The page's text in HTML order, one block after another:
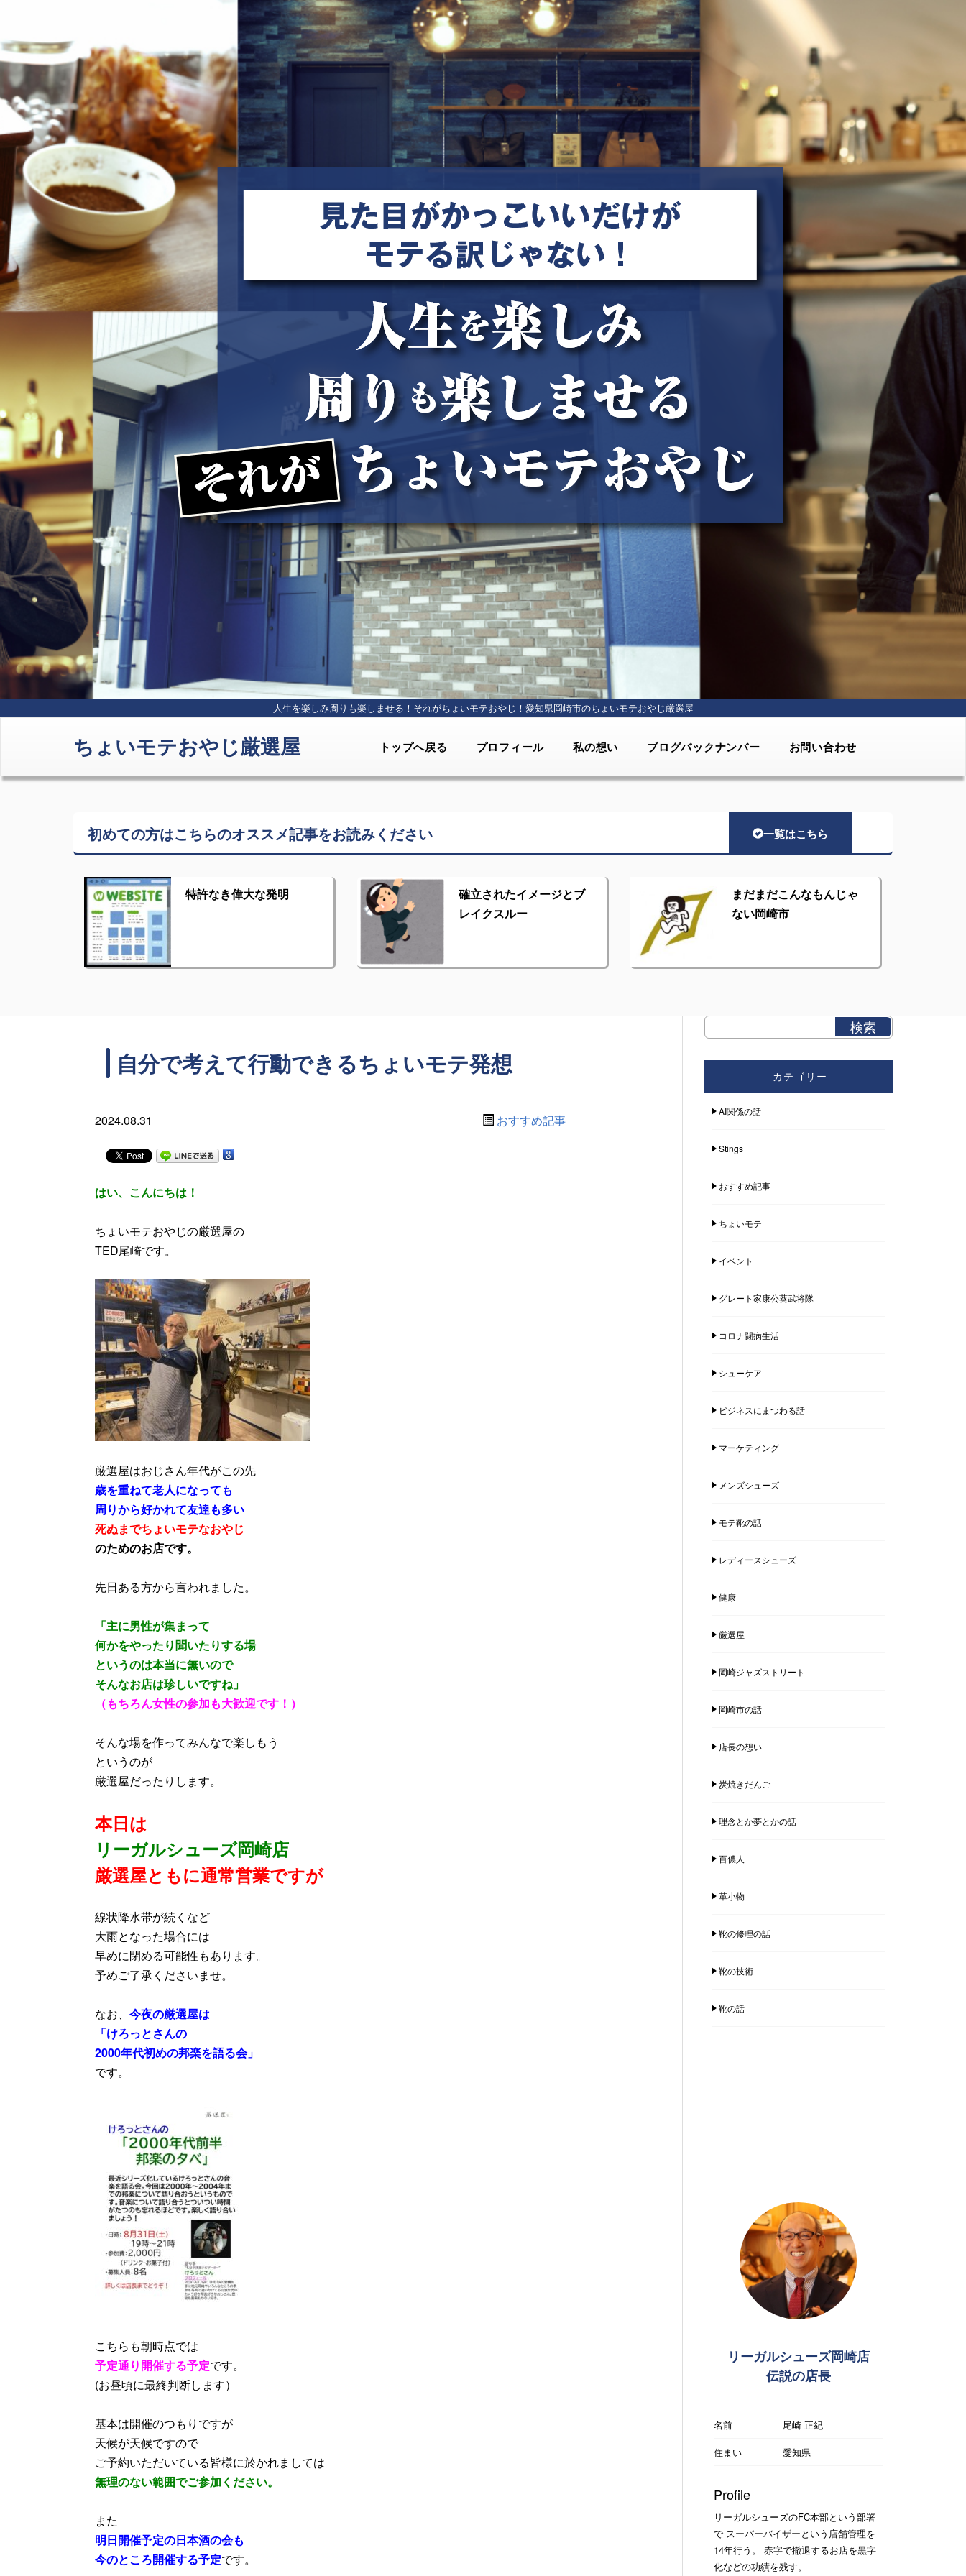
人生を楽しみ周りも楽しませる！それがちょいモテおやじ！ 愛知県岡崎市のちょいモテおやじ厳選屋
ちょいモテおやじ厳選屋 トップへ戻る プロフィール 私の想い ブログバックナンバー お問い合わせ
初めての方はこちらのオススメ記事をお読みください 一覧はこちら
特許なき偉大な発明
確立されたイメージとブ
レイクスルー
まだまだこんなもんじゃ
ない岡崎市
自分で考えて行動できるちょいモテ発想
2024.08.31 おすすめ記事
はい、こんにちは！
ちょいモテおやじの厳選屋の
TED尾崎です。
厳選屋はおじさん年代がこの先
歳を重ねて老人になっても
周りから好かれて友達も多い
死ぬまでちょいモテなおやじ
のためのお店です。
先日ある方から言われました。
「主に男性が集まって
何かをやったり聞いたりする場
というのは本当に無いので
そんなお店は珍しいですね」
（もちろん女性の参加も大歓迎です！）
そんな場を作ってみんなで楽しもう
というのが
厳選屋だったりします。
本日は
リーガルシューズ岡崎店
厳選屋ともに通常営業ですが
線状降水帯が続くなど
大雨となった場合には
早めに閉める可能性もあります。
予めご了承くださいませ。
なお、 今夜の厳選屋は
「けろっとさんの
2000年代初めの邦楽を語る会」
です。
こちらも朝時点では
予定通り開催する予定です。
(お昼頃に最終判断します）
基本は開催のつもりですが
天候が天候ですので
ご予約いただいている皆様に於かれましては
無理のない範囲でご参加ください。
また
明日開催予定の日本酒の会も
今のところ開催する予定です。
カテゴリー
AI関係の話
Stings
おすすめ記事
ちょいモテ
イベント
グレート家康公葵武将隊
コロナ闘病生活
シューケア
ビジネスにまつわる話
マーケティング
メンズシューズ
モテ靴の話
レディースシューズ
健康
厳選屋
岡崎ジャズストリート
岡崎市の話
店長の想い
炭焼きだんご
理念とか夢とかの話
百儂人
革小物
靴の修理の話
靴の技術
靴の話
リーガルシューズ岡崎店
伝説の店長
名前
尾崎 正紀
住まい
愛知県
Profile
リーガルシューズのFC本部という部署
で スーパーバイザーという店舗管理を
14年行う。 赤字で撤退するお店を黒字
化などの功績を残す。